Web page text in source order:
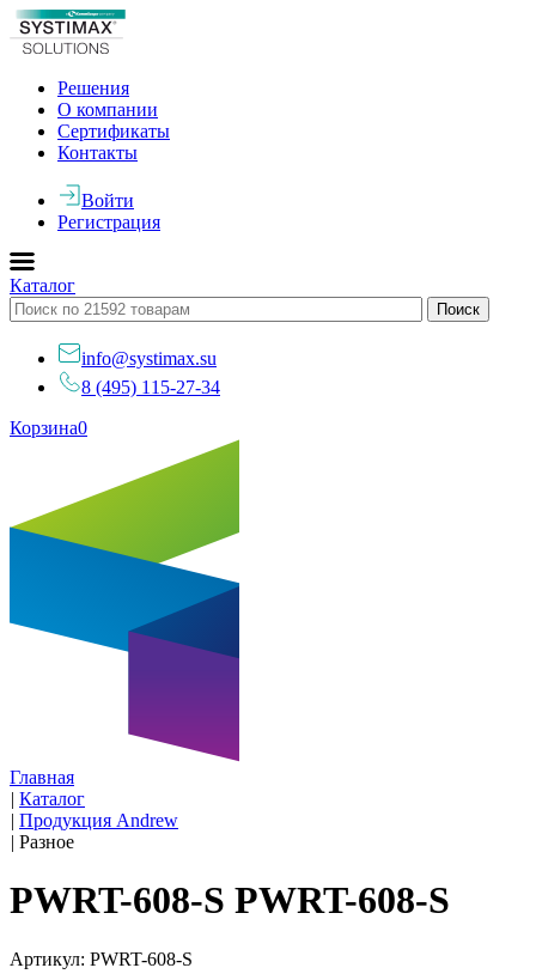
Решения
О компании
Сертификаты
Контакты
Войти
Регистрация
Каталог
info@systimax.su
8 (495) 115-27-34
Корзина0
Главная
| Каталог
| Продукция Andrew
| Разное
PWRT-608-S PWRT-608-S
Артикул: PWRT-608-S